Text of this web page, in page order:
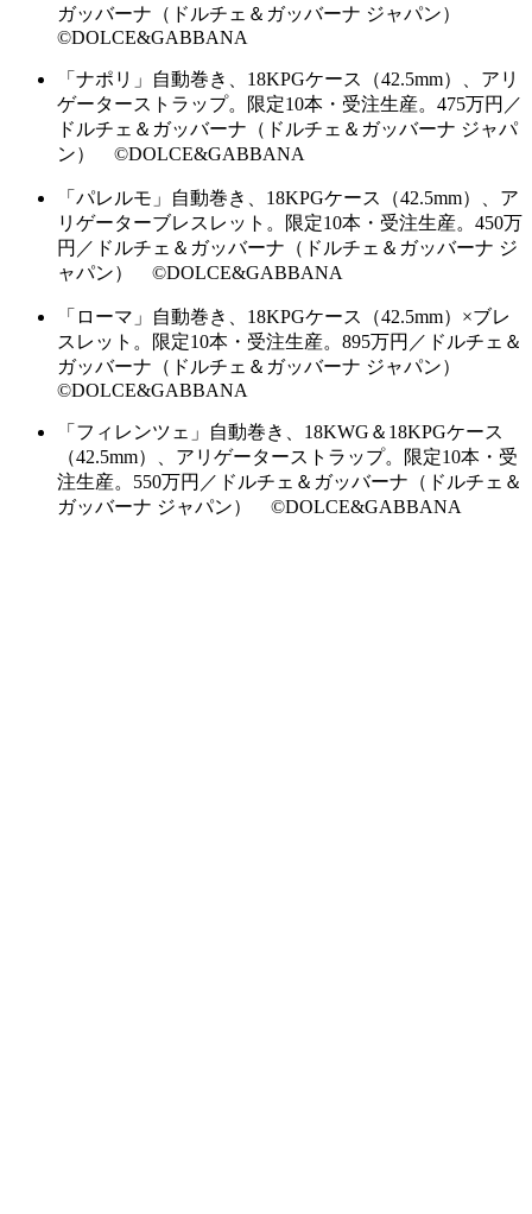
ガッバーナ（ドルチェ＆ガッバーナ ジャパン）
©DOLCE&GABBANA
「ナポリ」自動巻き、18KPGケース（42.5mm）、アリ
ゲーターストラップ。限定10本・受注生産。475万円／
ドルチェ＆ガッバーナ（ドルチェ＆ガッバーナ ジャパ
ン） ©DOLCE&GABBANA
「パレルモ」自動巻き、18KPGケース（42.5mm）、ア
リゲーターブレスレット。限定10本・受注生産。450万
円／ドルチェ＆ガッバーナ（ドルチェ＆ガッバーナ ジ
ャパン） ©DOLCE&GABBANA
「ローマ」自動巻き、18KPGケース（42.5mm）×ブレ
スレット。限定10本・受注生産。895万円／ドルチェ＆
ガッバーナ（ドルチェ＆ガッバーナ ジャパン）
©DOLCE&GABBANA
「フィレンツェ」自動巻き、18KWG＆18KPGケース
（42.5mm）、アリゲーターストラップ。限定10本・受
注生産。550万円／ドルチェ＆ガッバーナ（ドルチェ＆
ガッバーナ ジャパン） ©DOLCE&GABBANA